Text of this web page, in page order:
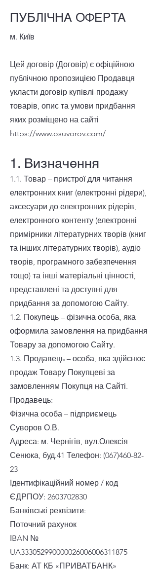
ПУБЛІЧНА ОФЕРТА
м. Київ
Цей договір (Договір) є офіційною
публічною пропозицією Продавця
укласти договір купівлі-продажу
товарів, опис та умови придбання
яких розміщено на сайті
https://www.osuvorov.com/
1. Визначення
1.1. Товар – пристрої для читання
електронних книг (електронні рідери),
аксесуари до електронних рідерів,
електронного контенту (електронні
примірники літературних творів (книг
та інших літературних творів), аудіо
творів, програмного забезпечення
тощо) та інші матеріальні цінності,
представлені та доступні для
придбання за допомогою Сайту.
1.2. Покупець – фізична особа, яка
оформила замовлення на придбання
Товару за допомогою Сайту.
1.3. Продавець – особа, яка здійснює
продаж Товару Покупцеві за
замовленням Покупця на Сайті.
Продавець:
Фізична особа – підприємець
Суворов О.В.
Адреса: м. Чернігів, вул.Олексія
Сенюка, буд.41 Телефон: (067)460-82-
23
Ідентифікаційний номер / код
ЄДРПОУ: 2603702830
Банківські реквізити:
Поточний рахунок
ІBAN №
UA333052990000026006006311875
Банк: АТ КБ «ПРИВАТБАНК»